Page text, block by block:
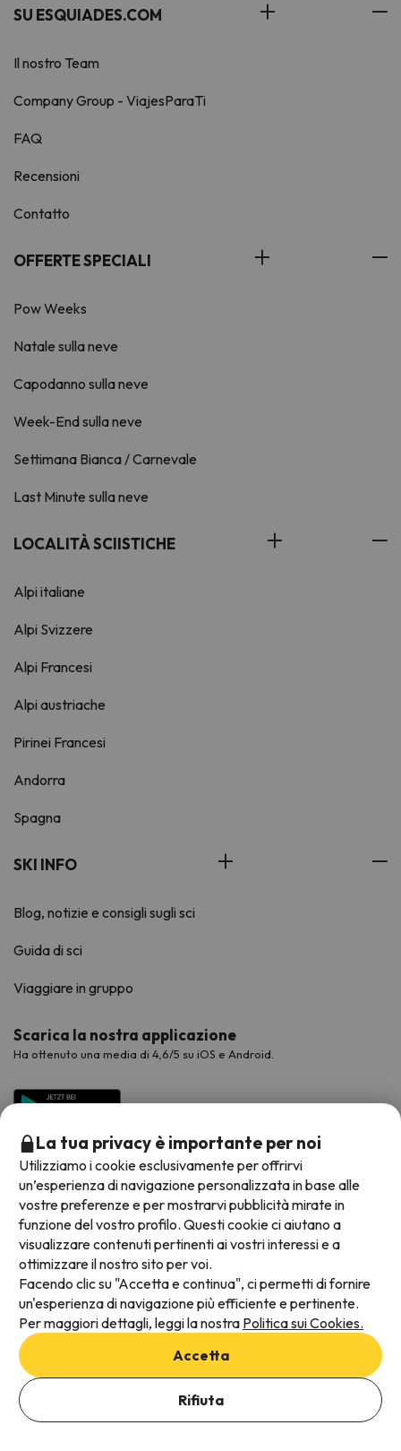
SU ESQUIADES.COM
Il nostro Team
Company Group - ViajesParaTi
FAQ
Recensioni
Contatto
OFFERTE SPECIALI
Pow Weeks
Natale sulla neve
Capodanno sulla neve
Week-End sulla neve
Settimana Bianca / Carnevale
Last Minute sulla neve
LOCALITÀ SCIISTICHE
Alpi italiane
Alpi Svizzere
Alpi Francesi
Alpi austriache
Pirinei Francesi
Andorra
Spagna
SKI INFO
Blog, notizie e consigli sugli sci
Guida di sci
Viaggiare in gruppo
Scarica la nostra applicazione
Ha ottenuto una media di 4,6/5 su iOS e Android.
Metodi di pagamento disponibili
Termini e condizioni generali
Protezione dei dati
Informativa sui cookie
La tua privacy è importante per noi
Utilizziamo i cookie esclusivamente per offrirvi
un’esperienza di navigazione personalizzata in base alle
vostre preferenze e per mostrarvi pubblicità mirate in
funzione del vostro profilo. Questi cookie ci aiutano a
visualizzare contenuti pertinenti ai vostri interessi e a
ottimizzare il nostro sito per voi.
Facendo clic su "Accetta e continua", ci permetti di fornire
un'esperienza di navigazione più efficiente e pertinente.
Per maggiori dettagli, leggi la nostra Politica sui Cookies.
Accetta
Rifiuta